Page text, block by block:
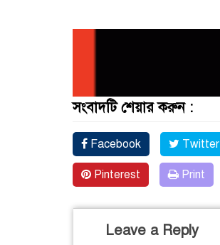
সংবাদটি শেয়ার করুন :
Facebook Twitter
Pinterest Print
Leave a Reply